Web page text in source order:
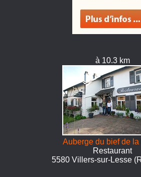
à 10.3 km
Auberge du bief de la
Restaurant
5580 Villers-sur-Lesse